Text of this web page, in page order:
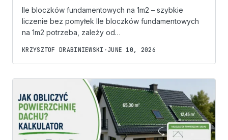
Ile bloczków fundamentowych na 1m2 – szybkie
liczenie bez pomyłek Ile bloczków fundamentowych
na 1m2 potrzeba, zależy od…
KRZYSZTOF DRABINIEWSKI • JUNE 10, 2026